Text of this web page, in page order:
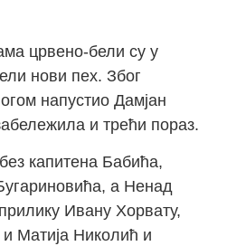
црвено-бели су у
нови пех. Због
напустио Дамјан
и трећи пораз.
капитена Бабића,
а Ненад
Ивану Хорвату,
Матија Николић и